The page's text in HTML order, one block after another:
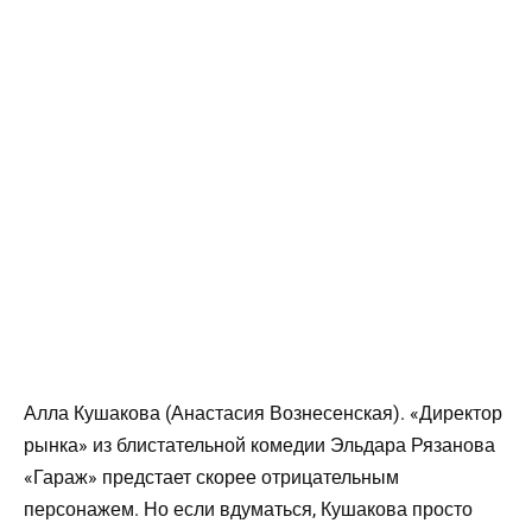
Алла Кушакова (Анастасия Вознесенская). «Директор
рынка» из блистательной комедии Эльдара Рязанова
«Гараж» предстает скорее отрицательным
персонажем. Но если вдуматься, Кушакова просто